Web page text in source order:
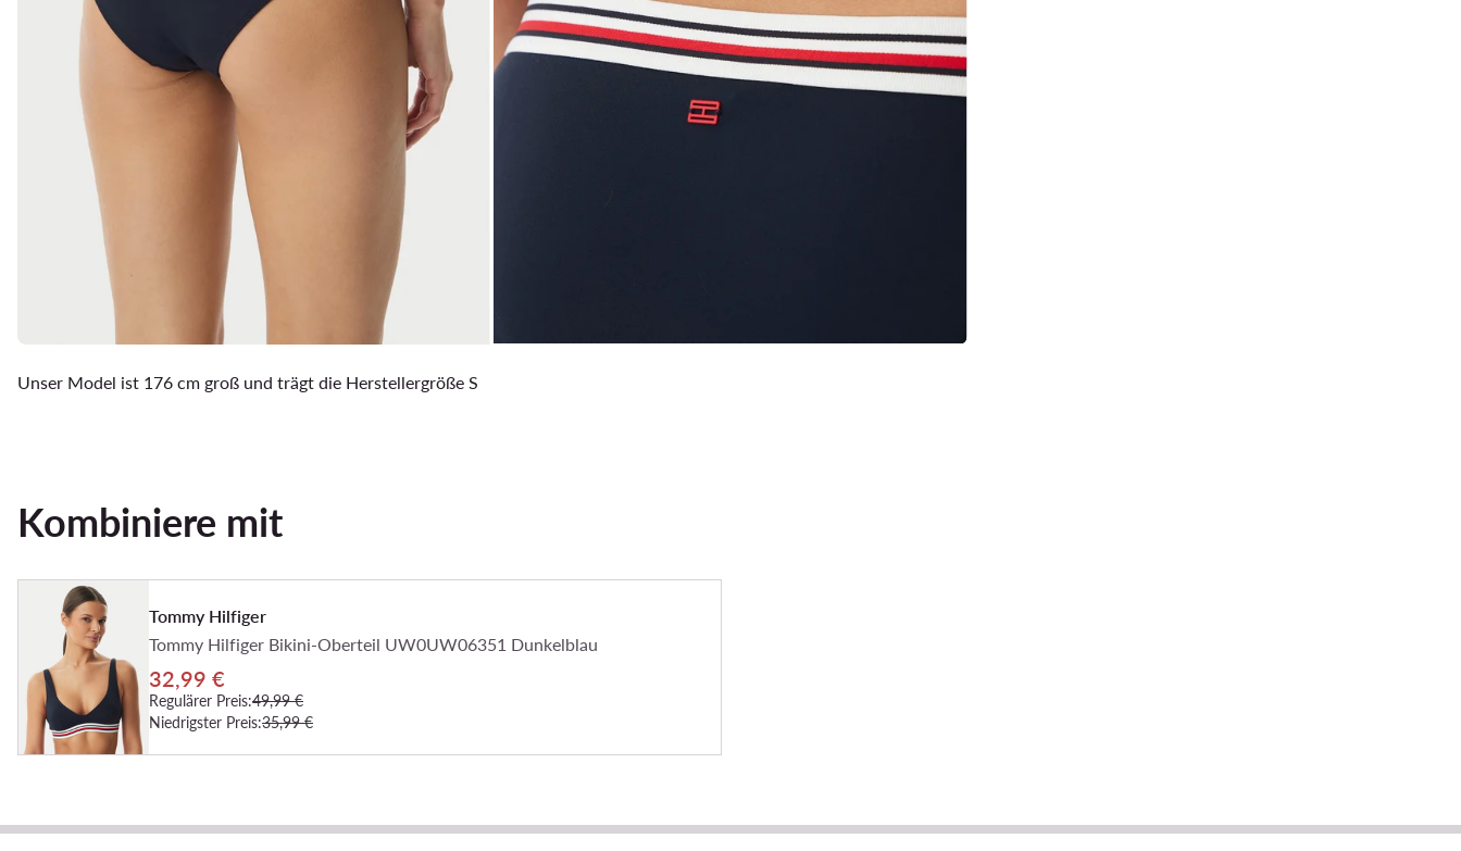
Unser Model ist 176 cm groß und trägt die Herstellergröße S
Kombiniere mit
Tommy Hilfiger
Tommy Hilfiger Bikini-Oberteil UW0UW06351 Dunkelblau
32,99 €
Regulärer Preis:49,99 €
Niedrigster Preis:35,99 €